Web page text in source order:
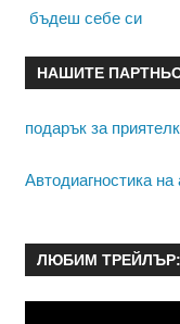
бъдеш себе си
НАШИТЕ
подарък за
Автодиагностика на
ЛЮБИМ